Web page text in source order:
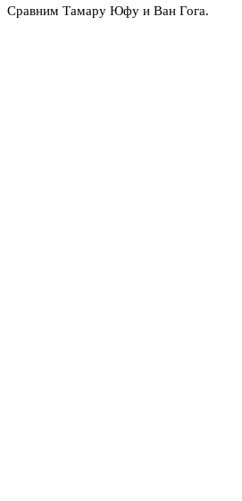
Сравним Тамару Юфу и Ван Гога.